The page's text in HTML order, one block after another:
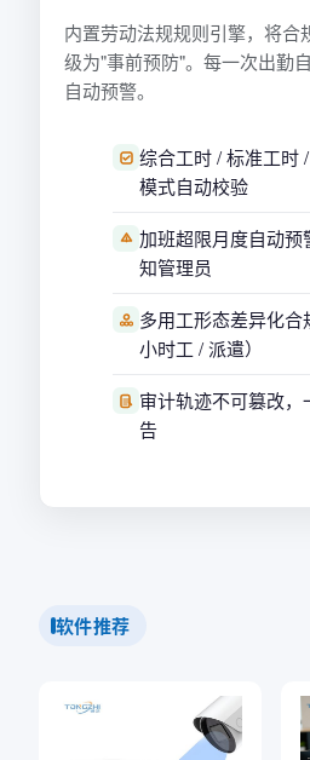
内置劳动法规规则引擎，将合
级为"事前预防"。每一次出勤
自动预警。
综合工时 / 标准工时
模式自动校验
加班超限月度自动
知管理员
多用工形态差异化
小时工 / 派遣）
审计轨迹不可篡改
告
软件推荐